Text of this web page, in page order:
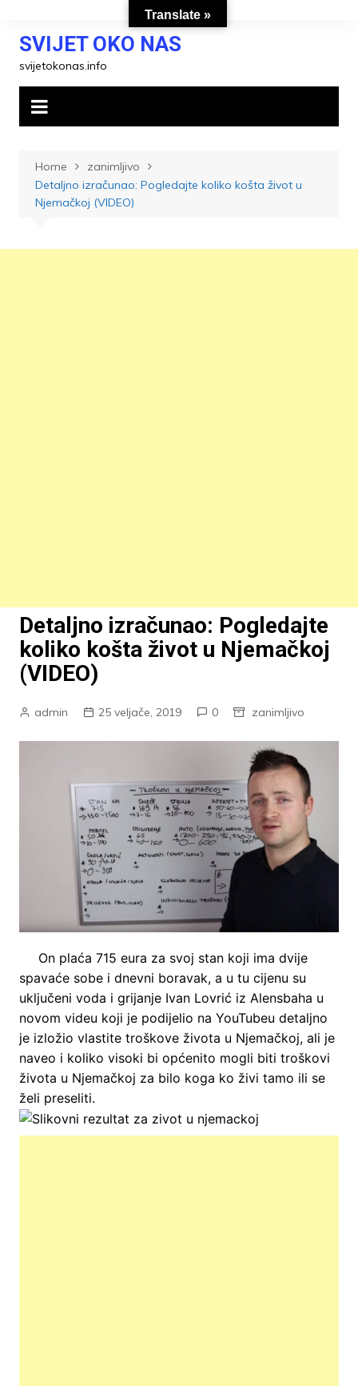
contentSVIJET OKO NAS
svijetokonas.info
Home
zanimljivo
Detaljno izračunao: Pogledajte koliko košta život u
Njemačkoj (VIDEO)
Detaljno izračunao: Pogledajte
koliko košta život u Njemačkoj
(VIDEO)
admin 25 veljače, 2019 0 zanimljivo
On plaća 715 eura za svoj stan koji ima dvije
spavaće sobe i dnevni boravak, a u tu cijenu su
uključeni voda i grijanje Ivan Lovrić iz Alensbaha u
novom videu koji je podijelio na YouTubeu detaljno
je izložio vlastite troškove života u Njemačkoj, ali je
naveo i koliko visoki bi općenito mogli biti troškovi
života u Njemačkoj za bilo koga ko živi tamo ili se
želi preseliti.
Translate »